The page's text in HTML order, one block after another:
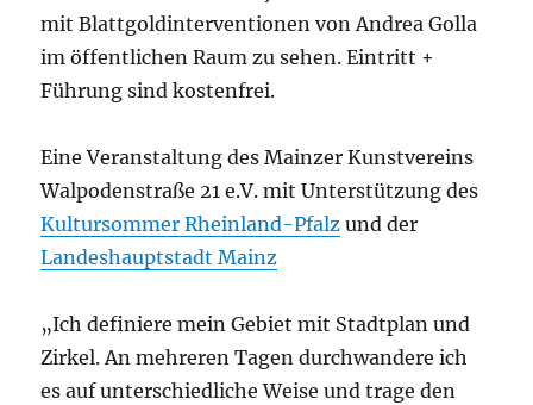
mit Blattgoldinterventionen von Andrea Golla
im öffentlichen Raum zu sehen. Eintritt +
Führung sind kostenfrei.
Eine Veranstaltung des Mainzer Kunstvereins
Walpodenstraße 21 e.V. mit Unterstützung des
Kultursommer Rheinland-Pfalz und der
Landeshauptstadt Mainz
„Ich definiere mein Gebiet mit Stadtplan und
Zirkel. An mehreren Tagen durchwandere ich
es auf unterschiedliche Weise und trage den